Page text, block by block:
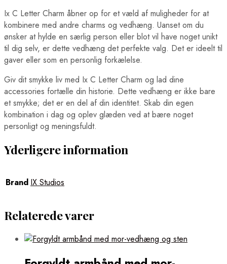
Ix C Letter Charm åbner op for et væld af muligheder for at
kombinere med andre charms og vedhæng. Uanset om du
ønsker at hylde en særlig person eller blot vil have noget unikt
til dig selv, er dette vedhæng det perfekte valg. Det er ideelt til
gaver eller som en personlig forkælelse.
Giv dit smykke liv med Ix C Letter Charm og lad dine
accessories fortælle din historie. Dette vedhæng er ikke bare
et smykke; det er en del af din identitet. Skab din egen
kombination i dag og oplev glæden ved at bære noget
personligt og meningsfuldt.
Yderligere information
Brand IX Studios
Relaterede varer